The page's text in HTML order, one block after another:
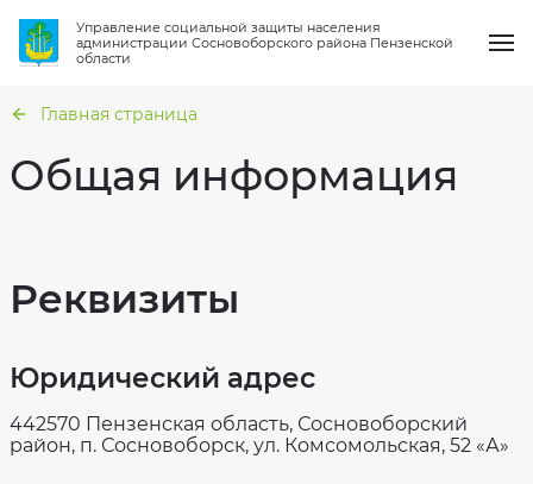
Управление социальной защиты населения
администрации Сосновоборского района Пензенской
области
Структура
о
проверках
Вакансии
Статистика
Услуги
Гражданская
оборона
от
чрезвычайных
ситуаций
Вопрос-ответ
Главная страница
Общая информация
Реквизиты
Юридический адрес
442570 Пензенская область, Сосновоборский
район, п. Сосновоборск, ул. Комсомольская, 52 «А»